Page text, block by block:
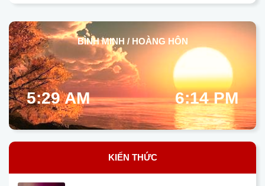
BÌNH MINH / HOÀNG HÔN
5:29 AM 6:14 PM
KIẾN THỨC